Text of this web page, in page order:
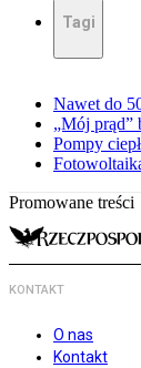
Tagi
Nawet do
„Mój prąd”
Pompy
Promowane treści
KONTAKT
O nas
Kontakt